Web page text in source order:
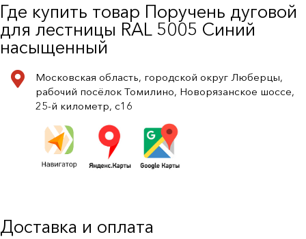
Где купить товар Поручень дуговой
для лестницы RAL 5005 Синий
насыщенный
Московская область, городской округ Люберцы,
рабочий посёлок Томилино, Новорязанское шоссе,
25-й километр, с16
Доставка и оплата